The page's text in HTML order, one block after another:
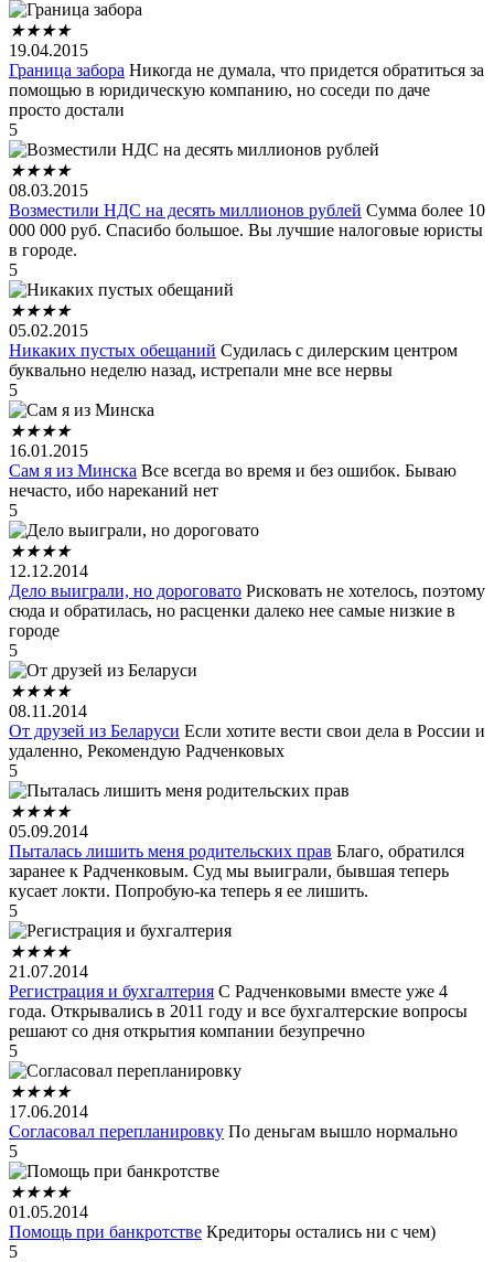
★★★★
19.04.2015
Граница забора Никогда не думала, что придется обратиться за
помощью в юридическую компанию, но соседи по даче
просто достали
5
★★★★
08.03.2015
Возместили НДС на десять миллионов рублей Сумма более 10
000 000 руб. Спасибо большое. Вы лучшие налоговые юристы
в городе.
5
★★★★
05.02.2015
Никаких пустых обещаний Судилась с дилерским центром
буквально неделю назад, истрепали мне все нервы
5
★★★★
16.01.2015
Сам я из Минска Все всегда во время и без ошибок. Бываю
нечасто, ибо нареканий нет
5
★★★★
12.12.2014
Дело выиграли, но дороговато Рисковать не хотелось, поэтому
сюда и обратилась, но расценки далеко нее самые низкие в
городе
5
★★★★
08.11.2014
От друзей из Беларуси Если хотите вести свои дела в России и
удаленно, Рекомендую Радченковых
5
★★★★
05.09.2014
Пыталась лишить меня родительских прав Благо, обратился
заранее к Радченковым. Суд мы выиграли, бывшая теперь
кусает локти. Попробую-ка теперь я ее лишить.
5
★★★★
21.07.2014
Регистрация и бухгалтерия С Радченковыми вместе уже 4
года. Открывались в 2011 году и все бухгалтерские вопросы
решают со дня открытия компании безупречно
5
★★★★
17.06.2014
Согласовал перепланировку По деньгам вышло нормально
5
★★★★
01.05.2014
Помощь при банкротстве Кредиторы остались ни с чем)
5